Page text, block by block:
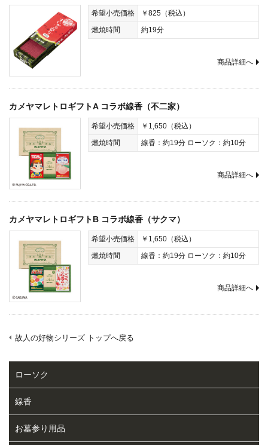
希望小売価格
￥825（税込）
燃焼時間
約19分
商品詳細へ
カメヤマレトロギフトA コラボ線香（不二家）
希望小売価格
￥1,650（税込）
燃焼時間
線香：約19分 ローソク：約10分
商品詳細へ
カメヤマレトロギフトB コラボ線香（サクマ）
希望小売価格
￥1,650（税込）
燃焼時間
線香：約19分 ローソク：約10分
商品詳細へ
故人の好物シリーズ トップへ戻る
ローソク
線香
お墓参り用品